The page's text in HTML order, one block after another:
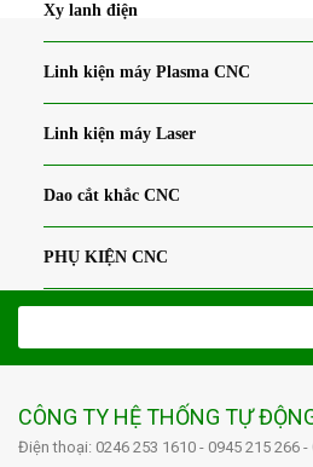
Xy lanh điện
Linh kiện máy Plasma CNC
Linh kiện máy Laser
Dao cắt khắc CNC
PHỤ KIỆN CNC
CÔNG TY HỆ THỐNG TỰ
Điện thoại: 0246 253 1610 - 0945 215 266 -